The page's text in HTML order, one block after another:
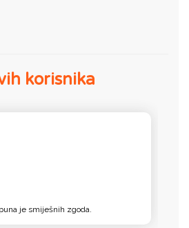
korisnika
je smiješnih zgoda.